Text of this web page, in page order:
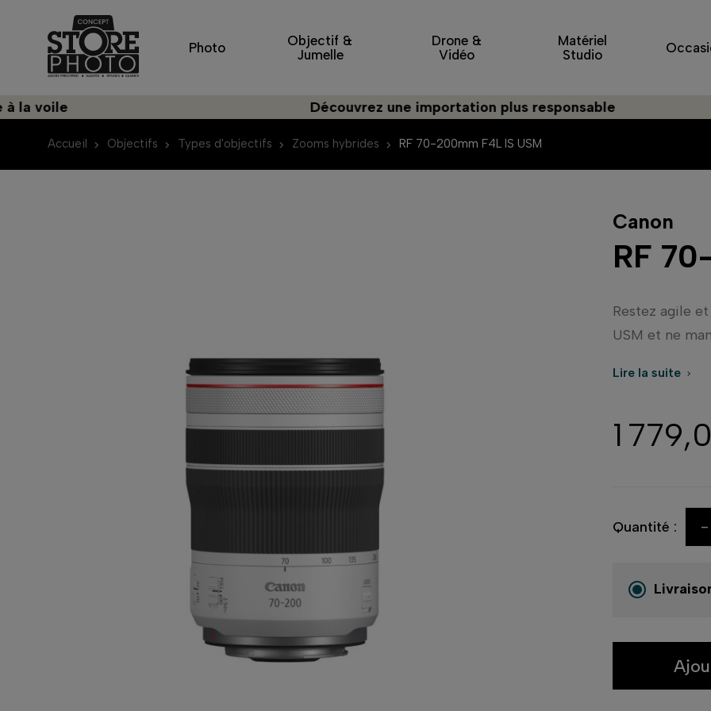
Photo
Objectif &
Jumelle
Drone &
Vidéo
Matériel
Studio
Découvrez une importation plus responsable
Accueil Objectifs Types d'objectifs Zooms hybrides RF 70-200mm F4L IS USM
Canon
RF
Restez agile
USM et ne
Lire la suite 
1
Quantité : -